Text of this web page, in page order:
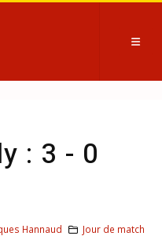
: 3 - 0
Hannaud Jour de match